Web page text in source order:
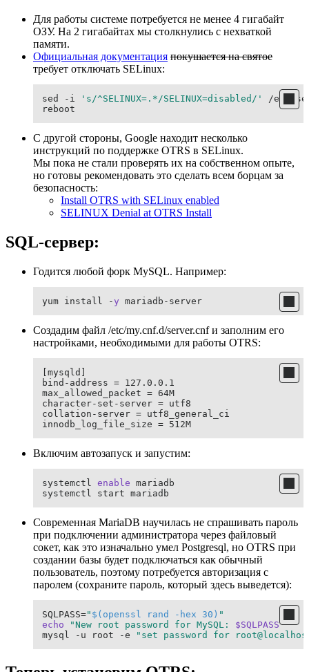
Для работы системе потребуется не менее 4 гигабайт
ОЗУ. На 2 гигабайтах мы столкнулись с нехваткой
памяти.
Официальная документация покушается на святое
требует отключать SELinux:
sed -i 's/^SELINUX=.*/SELINUX=disabled/'
/etc/
reboot
С другой стороны, Google находит несколько
инструкций по поддержке OTRS в SELinux.
Мы пока не стали проверять их на собственном опыте,
но готовы рекомендовать это сделать всем борцам за
безопасность:
Install OTRS with SELinux enabled
SELINUX Denial at OTRS Install
SQL-сервер:
Годится любой форк MySQL. Например:
yum install -y mariadb-server
Создадим файл /etc/my.cnf.d/server.cnf и заполним его
настройками, необходимыми для работы OTRS:
[mysqld]
bind-address = 127.0.0.1
max_allowed_packet = 64M
character-set-server = utf8
collation-server = utf8_general_ci
innodb_log_file_size = 512M
Включим автозапуск и запустим:
systemctl enable mariadb
systemctl start mariadb
Современная MariaDB научилась не спрашивать пароль
при подключении администратора через файловый
сокет, как это изначально умел Postgresql, но OTRS при
создании базы будет подключаться как обычный
пользователь, поэтому потребуется авторизация с
паролем (сохраните пароль, который здесь выведется):
SQLPASS=" $(openssl rand -hex 30) "
echo
"New root password for MySQL: $SQLPASS"
mysql -u root -e
"set password for